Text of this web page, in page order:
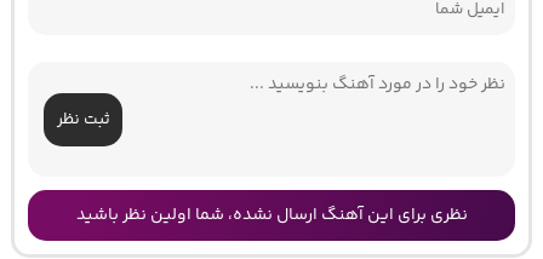
ثبت نظر
نظری برای این آهنگ ارسال نشده، شما اولین نظر باشید